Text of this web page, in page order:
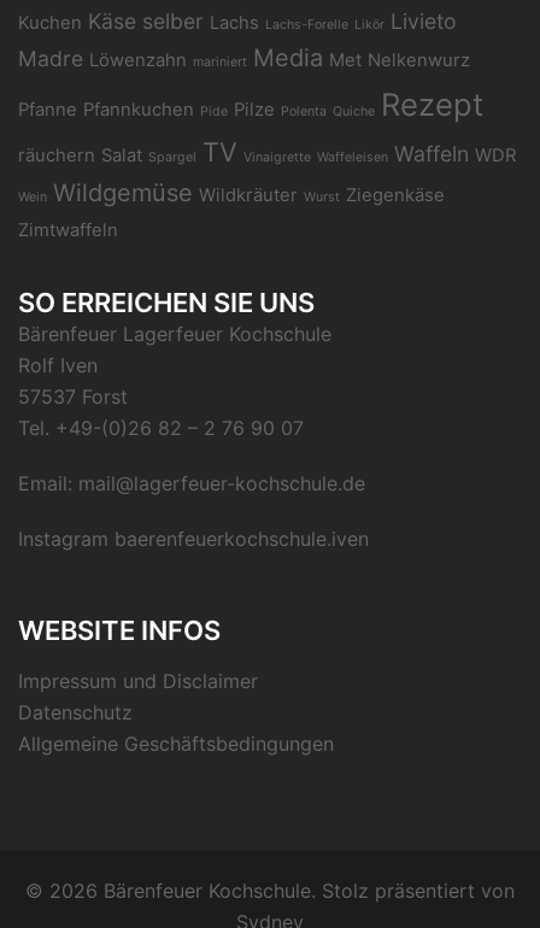
Kuchen Käse selber Lachs Lachs-Forelle Likör Livieto
Madre Löwenzahn mariniert Media Met Nelkenwurz
Pfanne Pfannkuchen Pide Pilze Polenta Quiche Rezept
räuchern Salat Spargel TV Vinaigrette Waffeleisen Waffeln WDR
Wein Wildgemüse Wildkräuter Wurst Ziegenkäse
Zimtwaffeln
SO ERREICHEN SIE UNS
Bärenfeuer Lagerfeuer Kochschule
Rolf Iven
57537 Forst
Tel. +49-(0)26 82 – 2 76 90 07
Email: mail@lagerfeuer-kochschule.de
Instagram baerenfeuerkochschule.iven
WEBSITE INFOS
Impressum und Disclaimer
Datenschutz
Allgemeine Geschäftsbedingungen
© 2026 Bärenfeuer Kochschule. Stolz präsentiert von
Sydney